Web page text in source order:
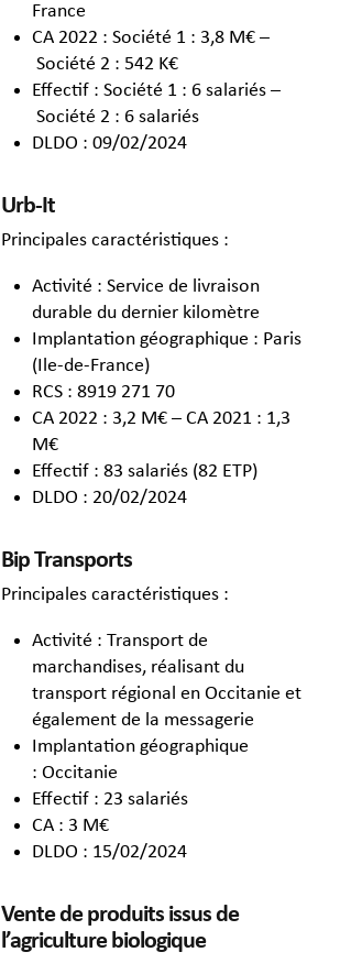
France
CA 2022 : Société 1 : 3,8 M€ –
Société 2 : 542 K€
Effectif : Société 1 : 6 salariés –
Société 2 : 6 salariés
DLDO : 09/02/2024
Urb-It
Principales caractéristiques :
Activité : Service de livraison
durable du dernier kilomètre
Implantation géographique : Paris
(Ile-de-France)
RCS : 8919 271 70
CA 2022 : 3,2 M€ – CA 2021 : 1,3
M€
Effectif : 83 salariés (82 ETP)
DLDO : 20/02/2024
Bip Transports
Principales caractéristiques :
Activité : Transport de
marchandises, réalisant du
transport régional en Occitanie et
également de la messagerie
Implantation géographique
: Occitanie
Effectif : 23 salariés
CA : 3 M€
DLDO : 15/02/2024
Vente de produits issus de
l’agriculture biologique